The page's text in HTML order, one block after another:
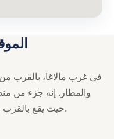
والمطار. إنه جزء من
حيث يقع بالقرب من كل من الساحل والطرق الداخلية.